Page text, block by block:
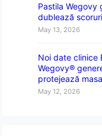
Pastila Wegovy
dublează
May 13, 2026
Noi date clinice
Wegovy®
protejează
May 12, 2026